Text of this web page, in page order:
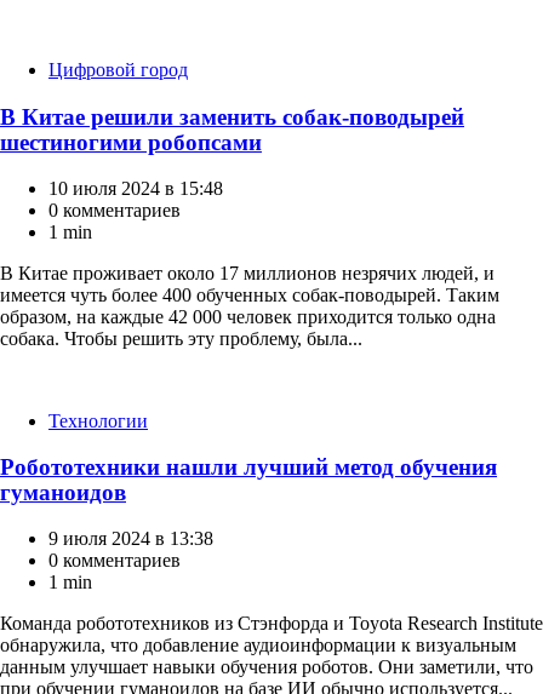
КатегорииЦифровой город
В Китае решили заменить собак-поводырей
шестиногими робопсами
10 июля 2024 в 15:48
0 комментариев
1 min
В Китае проживает около 17 миллионов незрячих людей, и
имеется чуть более 400 обученных собак-поводырей. Таким
образом, на каждые 42 000 человек приходится только одна
собака. Чтобы решить эту проблему, была...
КатегорииТехнологии
Робототехники нашли лучший метод обучения
гуманоидов
9 июля 2024 в 13:38
0 комментариев
1 min
Команда робототехников из Стэнфорда и Toyota Research Institute
обнаружила, что добавление аудиоинформации к визуальным
данным улучшает навыки обучения роботов. Они заметили, что
при обучении гуманоидов на базе ИИ обычно используется...